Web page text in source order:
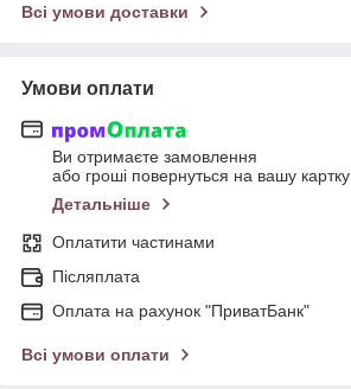
Всі умови доставки
Умови оплати
Ви отримаєте замовлення
або гроші повернуться на вашу картку
Детальніше
Оплатити частинами
Післяплата
Оплата на рахунок "ПриватБанк"
Всі умови оплати